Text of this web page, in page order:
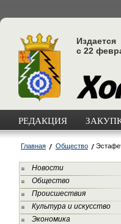
Издается
с 22
РЕДАКЦИЯ
Главная Общество
Новости
Общество
Происшествия
Культура и искусство
Экономика